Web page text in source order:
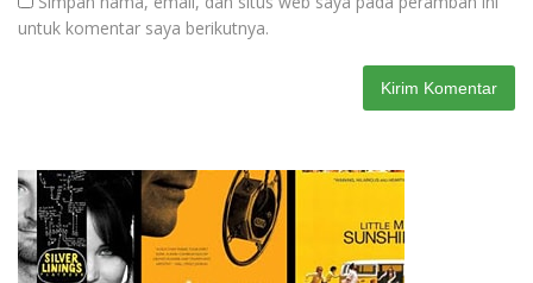
untuk komentar saya berikutnya.